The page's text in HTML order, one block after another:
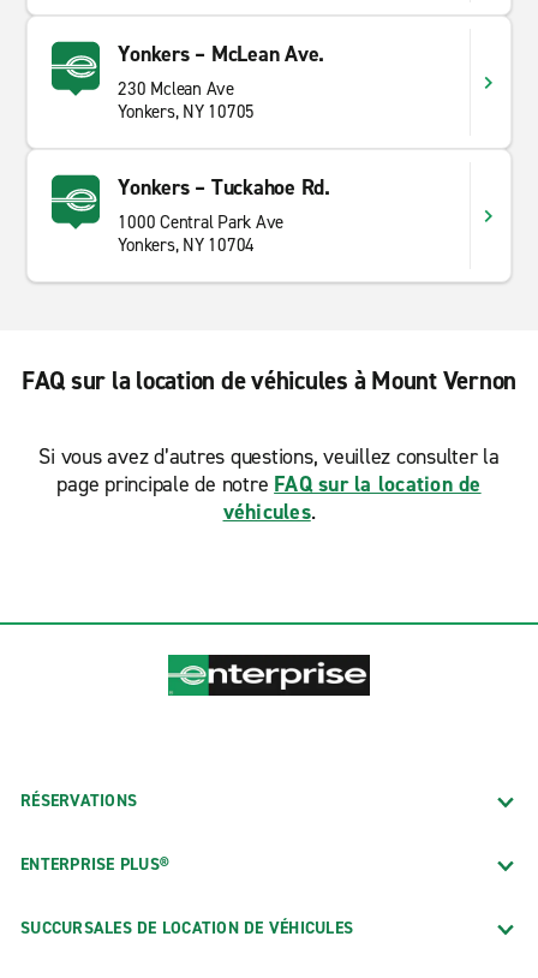
Yonkers – McLean Ave.
230 Mclean Ave
Yonkers, NY 10705
Yonkers – Tuckahoe Rd.
1000 Central Park Ave
Yonkers, NY 10704
FAQ sur la location de véhicules à Mount Vernon
Si vous avez d’autres questions, veuillez consulter la
page principale de notre FAQ sur la location de
véhicules.
RÉSERVATIONS
ENTERPRISE PLUS®
SUCCURSALES DE LOCATION DE VÉHICULES